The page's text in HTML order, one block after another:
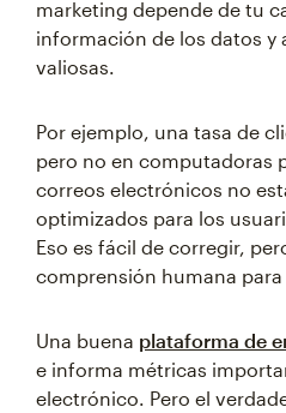
marketing depende de tu
información de los datos y
valiosas.
Por ejemplo, una tasa de
pero no en computadoras
correos electrónicos no
optimizados para los
Eso es fácil de corregir,
comprensión humana
Una buena plataforma de
e informa métricas
electrónico. Pero el